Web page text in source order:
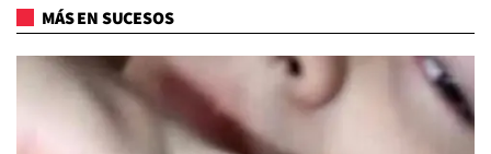
MÁS EN SUCESOS